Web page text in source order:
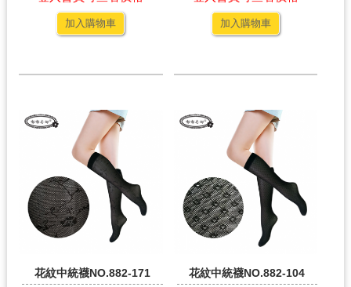
加入購物車 加入購物車
花紋中統襪NO.882-171
花紋中統襪NO.882-104